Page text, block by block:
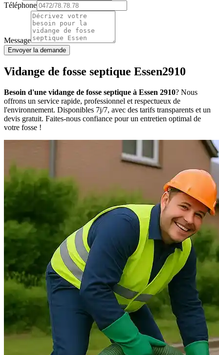
Téléphone
Message
Envoyer la demande
Vidange de fosse septique Essen2910
Besoin d'une vidange de fosse septique à Essen 2910? Nous
offrons un service rapide, professionnel et respectueux de
l'environnement. Disponibles 7j/7, avec des tarifs transparents et un
devis gratuit. Faites-nous confiance pour un entretien optimal de
votre fosse !